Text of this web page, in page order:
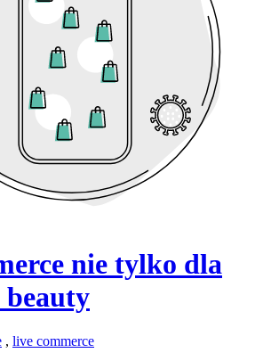
nie tylko dla
, live commerce